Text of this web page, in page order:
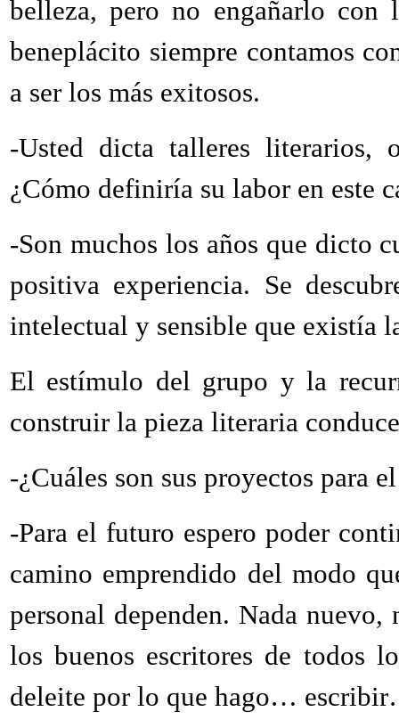
belleza, pero no engañarlo con
beneplácito siempre contamos
a ser los más exitosos.
-Usted dicta talleres literarios,
¿Cómo definiría su labor en este
-Son muchos los años que dicto
positiva experiencia. Se
intelectual y sensible que existía
El estímulo del grupo y la
construir la pieza literaria
-¿Cuáles son sus proyectos para
-Para el futuro espero poder
camino emprendido del modo
personal dependen. Nada
los buenos escritores de todos
deleite por lo que hago…